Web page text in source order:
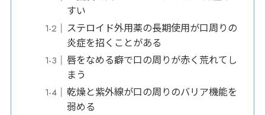
すい
ステロイド外用薬の長期使用が口周りの
炎症を招くことがある
唇をなめる癖で口の周りが赤く荒れてし
まう
乾燥と紫外線が口の周りのバリア機能を
弱める